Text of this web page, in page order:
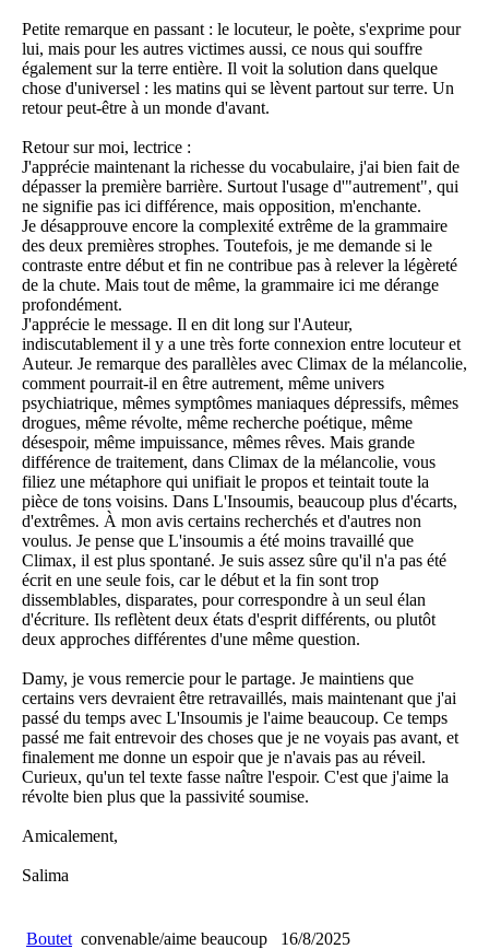
Petite remarque en passant : le locuteur, le poète, s'exprime pour
lui, mais pour les autres victimes aussi, ce nous qui souffre
également sur la terre entière. Il voit la solution dans quelque
chose d'universel : les matins qui se lèvent partout sur terre. Un
retour peut-être à un monde d'avant.
Retour sur moi, lectrice :
J'apprécie maintenant la richesse du vocabulaire, j'ai bien fait de
dépasser la première barrière. Surtout l'usage d'"autrement", qui
ne signifie pas ici différence, mais opposition, m'enchante.
Je désapprouve encore la complexité extrême de la grammaire
des deux premières strophes. Toutefois, je me demande si le
contraste entre début et fin ne contribue pas à relever la légèreté
de la chute. Mais tout de même, la grammaire ici me dérange
profondément.
J'apprécie le message. Il en dit long sur l'Auteur,
indiscutablement il y a une très forte connexion entre locuteur et
Auteur. Je remarque des parallèles avec Climax de la mélancolie,
comment pourrait-il en être autrement, même univers
psychiatrique, mêmes symptômes maniaques dépressifs, mêmes
drogues, même révolte, même recherche poétique, même
désespoir, même impuissance, mêmes rêves. Mais grande
différence de traitement, dans Climax de la mélancolie, vous
filiez une métaphore qui unifiait le propos et teintait toute la
pièce de tons voisins. Dans L'Insoumis, beaucoup plus d'écarts,
d'extrêmes. À mon avis certains recherchés et d'autres non
voulus. Je pense que L'insoumis a été moins travaillé que
Climax, il est plus spontané. Je suis assez sûre qu'il n'a pas été
écrit en une seule fois, car le début et la fin sont trop
dissemblables, disparates, pour correspondre à un seul élan
d'écriture. Ils reflètent deux états d'esprit différents, ou plutôt
deux approches différentes d'une même question.
Damy, je vous remercie pour le partage. Je maintiens que
certains vers devraient être retravaillés, mais maintenant que j'ai
passé du temps avec L'Insoumis je l'aime beaucoup. Ce temps
passé me fait entrevoir des choses que je ne voyais pas avant, et
finalement me donne un espoir que je n'avais pas au réveil.
Curieux, qu'un tel texte fasse naître l'espoir. C'est que j'aime la
révolte bien plus que la passivité soumise.
Amicalement,
Salima
Boutet convenable/aime beaucoup
16/8/2025